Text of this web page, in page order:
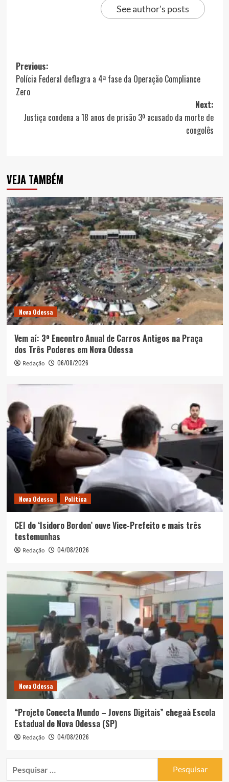
See author's posts
Post
navigation
Previous:
Polícia Federal deflagra a 4ª fase da Operação Compliance
Zero
Next:
Justiça condena a 18 anos de prisão 3º acusado da morte de
congolês
VEJA TAMBÉM
Nova Odessa
Vem aí: 3º Encontro Anual de Carros Antigos na Praça
dos Três Poderes em Nova Odessa
Redação 06/08/2026
Nova Odessa Política
CEI do ‘Isidoro Bordon’ ouve Vice-Prefeito e mais três
testemunhas
Redação 04/08/2026
Nova Odessa
“Projeto Conecta Mundo – Jovens Digitais” chegaà Escola
Estadual de Nova Odessa (SP)
Redação 04/08/2026